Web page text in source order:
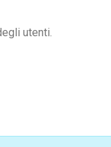
utenti.